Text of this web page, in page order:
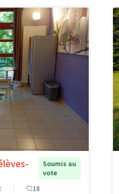
Soumis au
vote
18